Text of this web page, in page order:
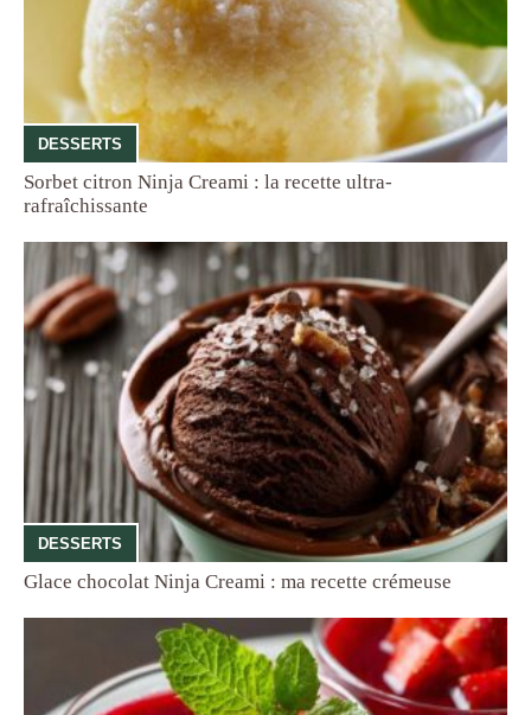
DESSERTS
Sorbet citron Ninja Creami : la recette ultra-
rafraîchissante
DESSERTS
Glace chocolat Ninja Creami : ma recette crémeuse